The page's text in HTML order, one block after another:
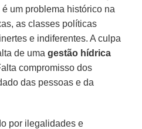
um problema histórico na
as classes políticas
e indiferentes. A culpa
de umagestão hídrica
compromisso dos
das pessoas e da
por ilegalidades e